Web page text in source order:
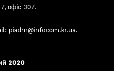
7, офіс 307.
piadm@infocom.kr.ua.
2020